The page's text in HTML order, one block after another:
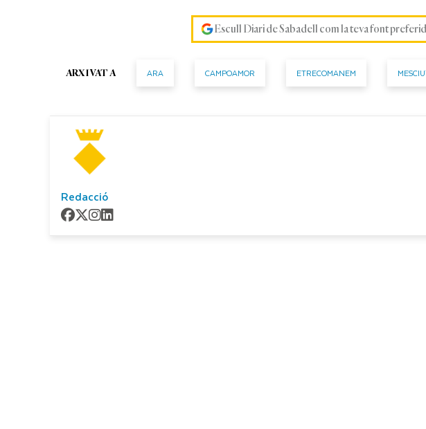
Escull Diari de Sabadell com la teva font
ARXIVAT A ARA CAMPOAMOR ETRECOMANEM
Redacció